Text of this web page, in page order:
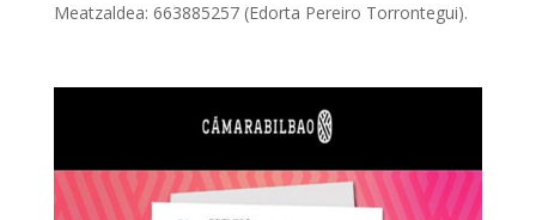
Meatzaldea: 663885257 (Edorta Pereiro Torrontegui).